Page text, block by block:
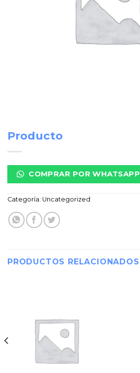
Producto
COMPRAR POR WHATSAPP
Categoría: Uncategorized
PRODUCTOS RELACIONADOS